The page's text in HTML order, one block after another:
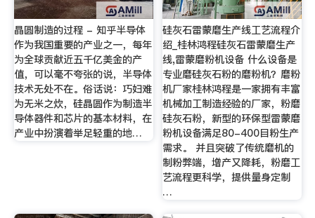
晶圆制造的过程 - 知乎半导体
作为我国重要的产业之一，每年
为全球贡献近五千亿美金的产
值，可以毫不夸张的说，半导体
技术无处不在。俗话说：巧妇难
为无米之炊，硅晶圆作为制造半
导体器件和芯片的基本材料，在
产业中扮演着举足轻重的地…
硅灰石雷蒙磨生产线工艺流程介
绍_桂林鸿程硅灰石雷蒙磨生产
线,雷蒙磨粉机设备 什么设备是
专业磨硅灰石粉的磨粉机？磨粉
机厂家桂林鸿程是一家拥有丰富
机械加工制造经验的厂家，粉磨
硅灰石粉，新型的环保型雷蒙磨
粉机设备满足80-400目粉生产
需求。 并且突破了传统磨机的
制粉弊端，增产又降耗，粉磨工
艺流程更科学，提供量身定制
…